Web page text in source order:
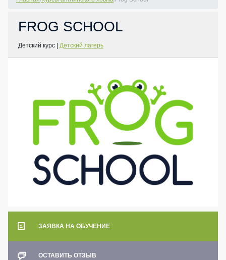
FROG SCHOOL
Детский курс Детский лагерь
ЗАЯВКА НА ОБУЧЕНИЕ
ОСТАВИТЬ ОТЗЫВ